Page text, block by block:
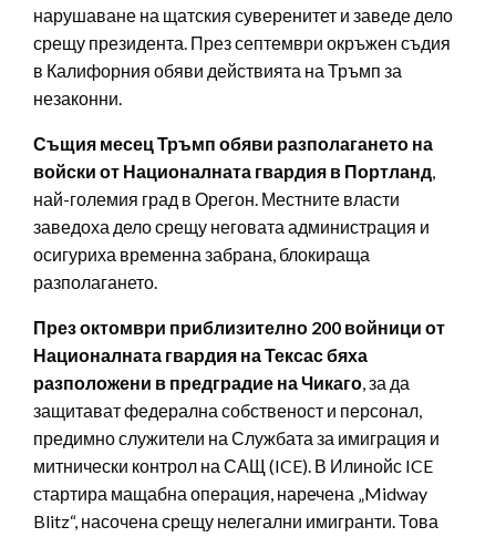
нарушаване на щатския суверенитет и заведе дело
срещу президента. През септември окръжен съдия
в Калифорния обяви действията на Тръмп за
незаконни.
Същия месец Тръмп обяви разполагането на
войски от Националната гвардия в Портланд,
най-големия град в Орегон. Местните власти
заведоха дело срещу неговата администрация и
осигуриха временна забрана, блокираща
разполагането.
През октомври приблизително 200 войници от
Националната гвардия на Тексас бяха
разположени в предградие на Чикаго, за да
защитават федерална собственост и персонал,
предимно служители на Службата за имиграция и
митнически контрол на САЩ (ICE). В Илинойс ICE
стартира мащабна операция, наречена „Midway
Blitz“, насочена срещу нелегални имигранти. Това